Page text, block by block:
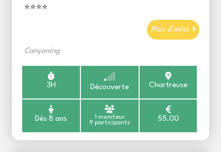
⭐⭐⭐⭐
Plus d'infos
Canyoning
3H Découverte Chartreuse
Dès 8 ans
1 moniteur
9 participants
55.00